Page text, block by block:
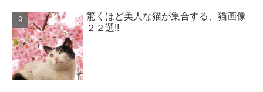
驚くほど美人な猫が集合する、猫画像
２２選!!